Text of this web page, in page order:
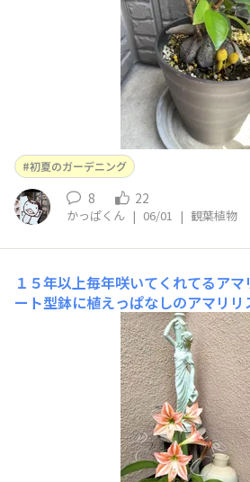
初夏のガーデニング
8 22
かっぱくん | 06/01 | 観葉植物
１５年以上毎年咲いてくれてるアマ
ート型鉢に植えっぱなしのアマリ
だけ気を付けて咲いてからは毎年い
レイしています…今年はここで💕球
もらって来てくれたのですが１５年
本人ももう忘れて居ます❗アマリリ
の大きさはだいぶ小さく成りまし